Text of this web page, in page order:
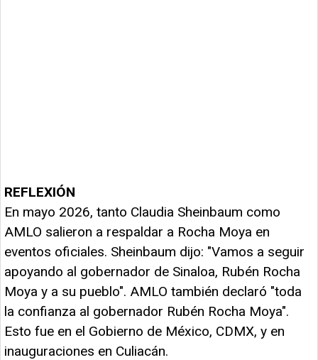
REFLEXIÓN
En mayo 2026, tanto Claudia Sheinbaum como
AMLO salieron a respaldar a Rocha Moya en
eventos oficiales. Sheinbaum dijo: "Vamos a seguir
apoyando al gobernador de Sinaloa, Rubén Rocha
Moya y a su pueblo". AMLO también declaró "toda
la confianza al gobernador Rubén Rocha Moya".
Esto fue en el Gobierno de México, CDMX, y en
inauguraciones en Culiacán.